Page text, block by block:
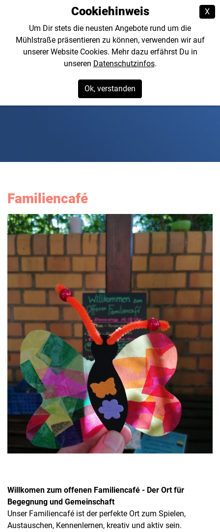
Cookiehinweis
Um Dir stets die neusten Angebote rund um die
Mühlstraße präsentieren zu können, verwenden wir auf
unserer Website Cookies. Mehr dazu erfährst Du in
unseren Datenschutzinfos.
Ok, verstanden
X
Familiencafé
Willkomen zum offenen Familiencafé - Der Ort für
Begegnung und Gemeinschaft
Unser Familiencafé ist der perfekte Ort zum Spielen,
Austauschen, Kennenlernen, kreativ und aktiv sein.